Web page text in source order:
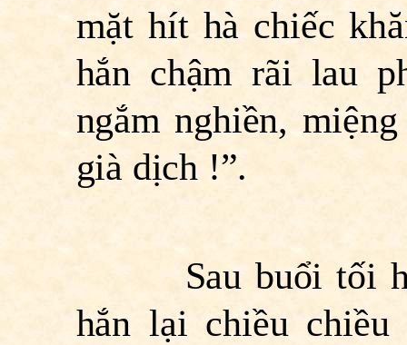
mặt hít hà chiếc
hắn chậm rãi lau
ngắm nghiền,
già dịch !”.
Sau buổi tối
hắn lại chiều